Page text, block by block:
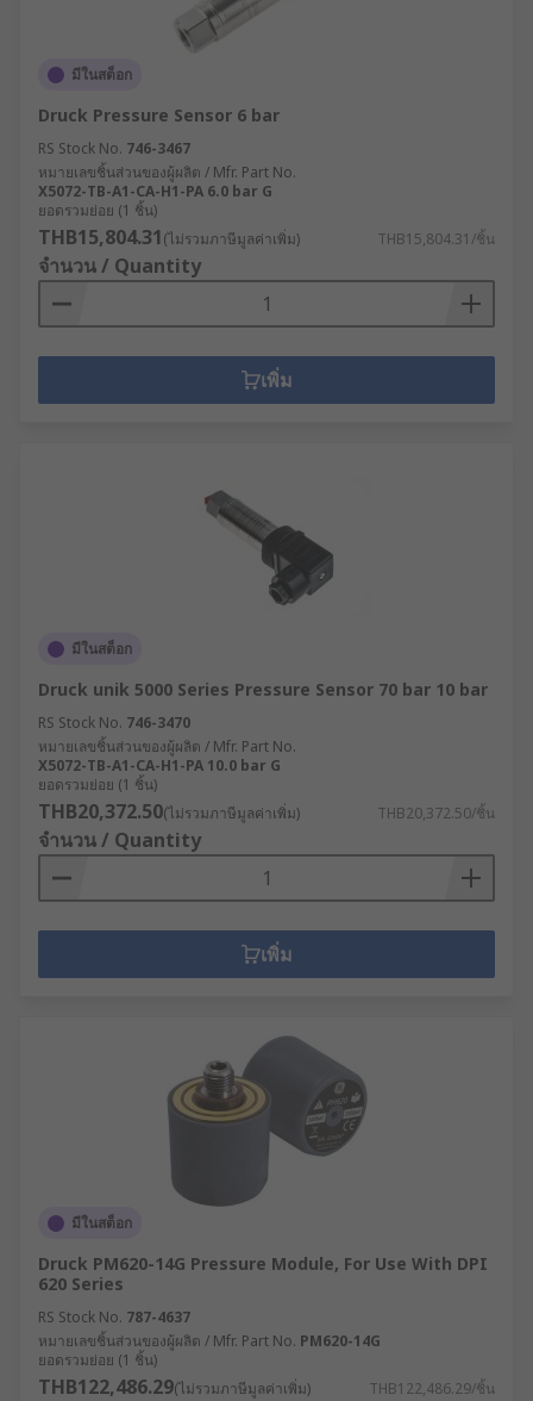
มีในสต็อก
Druck Pressure Sensor 6 bar
RS Stock No. 746-3467
หมายเลขชิ้นส่วนของผู้ผลิต / Mfr. Part No.
X5072-TB-A1-CA-H1-PA 6.0 bar G
ยอดรวมย่อย (1 ชิ้น)
THB15,804.31(ไม่รวมภาษีมูลค่าเพิ่ม) THB15,804.31/ชิ้น
จำนวน / Quantity
เพิ่ม
มีในสต็อก
Druck unik 5000 Series Pressure Sensor 70 bar 10 bar
RS Stock No. 746-3470
หมายเลขชิ้นส่วนของผู้ผลิต / Mfr. Part No.
X5072-TB-A1-CA-H1-PA 10.0 bar G
ยอดรวมย่อย (1 ชิ้น)
THB20,372.50(ไม่รวมภาษีมูลค่าเพิ่ม) THB20,372.50/ชิ้น
จำนวน / Quantity
เพิ่ม
มีในสต็อก
Druck PM620-14G Pressure Module, For Use With DPI
620 Series
RS Stock No. 787-4637
หมายเลขชิ้นส่วนของผู้ผลิต / Mfr. Part No. PM620-14G
ยอดรวมย่อย (1 ชิ้น)
THB122,486.29(ไม่รวมภาษีมูลค่าเพิ่ม) THB122,486.29/ชิ้น